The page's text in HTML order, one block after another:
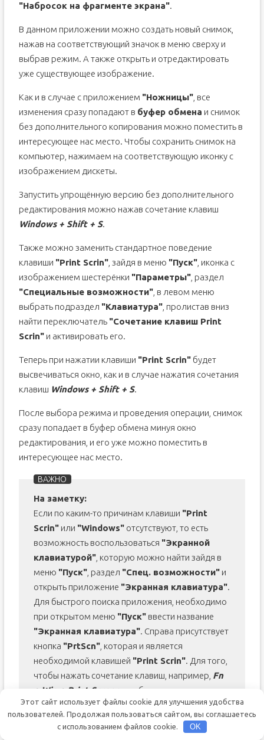
"Набросок на фрагменте экрана".
В данном приложении можно создать новый снимок,
нажав на соответствующий значок в меню сверху и
выбрав режим. А также открыть и отредактировать
уже существующее изображение.
Как и в случае с приложением "Ножницы", все
изменения сразу попадают в буфер обмена и снимок
без дополнительного копирования можно поместить в
интересующее нас место. Чтобы сохранить снимок на
компьютер, нажимаем на соответствующую иконку с
изображением дискеты.
Запустить упрощённую версию без дополнительного
редактирования можно нажав сочетание клавиш
Windows + Shift + S.
Также можно заменить стандартное поведение
клавиши "Print Scrin", зайдя в меню "Пуск", иконка с
изображением шестерёнки "Параметры", раздел
"Специальные возможности", в левом меню
выбрать подраздел "Клавиатура", пролистав вниз
найти переключатель "Сочетание клавиш Print
Scrin"и активировать его.
Теперь при нажатии клавиши "Print Scrin"будет
высвечиваться окно, как и в случае нажатия сочетания
клавиш Windows + Shift + S.
После выбора режима и проведения операции, снимок
сразу попадает в буфер обмена минуя окно
редактирования, и его уже можно поместить в
интересующее нас место.
На заметку:
Если по каким-то причинам клавиши "Print
Scrin"или "Windows"отсутствуют, то есть
возможность воспользоваться "Экранной
клавиатурой", которую можно найти зайдя в
меню "Пуск", раздел "Спец. возможности"и
открыть приложение "Экранная клавиатура".
Для быстрого поиска приложения, необходимо
при открытом меню "Пуск"ввести название
"Экранная клавиатура". Справа присутствует
кнопка "PrtScn", которая и является
необходимой клавишей "Print Scrin". Для того,
чтобы нажать сочетание клавиш, например, Fn
+ Win + Print Screen
, необходимо зажать на
небольшой промежуток времени нужные
клавиши FnиWin, чтобы они стали активными и
Этот сайт использует файлы cookie для улучшения удобства
пользователей. Продолжая пользоваться сайтом, вы соглашаетесь
с использованием файлов cookie.
OK